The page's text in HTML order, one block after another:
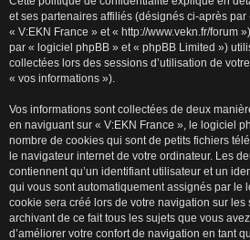
et ses partenaires affiliés (désignés ci-après par
« V:EKN France » et « http://www.vekn.fr/forum
par « logiciel phpBB » et « phpBB Limited »)
collectées lors des sessions d’utilisation de
« vos informations »).
Vos informations sont collectées de deux
en naviguant sur « V:EKN France », le logiciel
nombre de cookies qui sont de petits fichiers
le navigateur internet de votre ordinateur. Les
contiennent qu’un identifiant utilisateur et un
qui vous sont automatiquement assignés par le
cookie sera créé lors de votre navigation sur les
archivant de ce fait tous les sujets que vous
d’améliorer votre confort de navigation en tant